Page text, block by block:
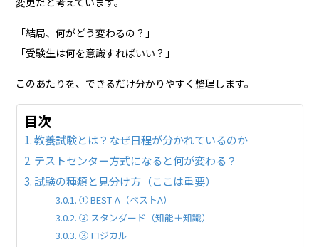
「結局、何がどう変わるの？」
「受験生は何を意識すればいい？」
このあたりを、できるだけ分かりやすく整理します。
目次
教養試験とは？なぜ日程が分かれているのか
テストセンター方式になると何が変わる？
試験の種類と見分け方（ここは重要）
① BEST-A（ベストA）
② スタンダード（知能＋知識）
③ ロジカル